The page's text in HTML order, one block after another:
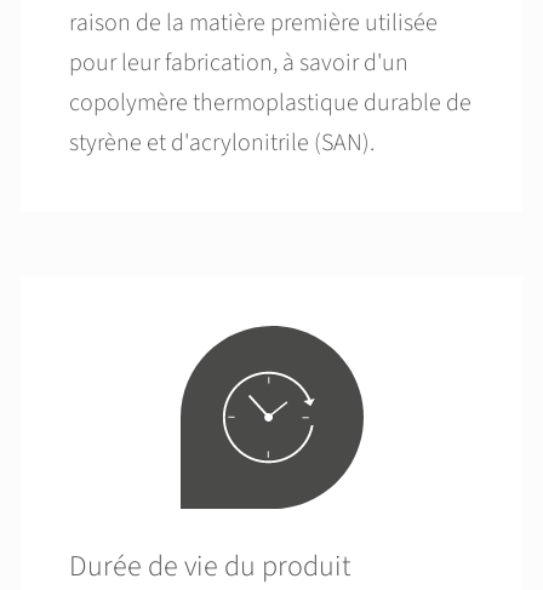
raison de la matière première utilisée
pour leur fabrication, à savoir d'un
copolymère thermoplastique durable de
styrène et d'acrylonitrile (SAN).
Durée de vie du produit